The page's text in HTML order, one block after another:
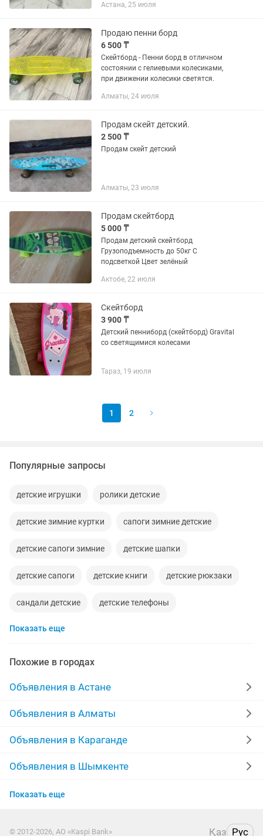
сюда будет кататься, сын в восторге
Астана, 25 июля
Продаю пенни борд
6 500 ₸
Скейтборд - Пенни борд в отличном
состоянии с гелиевыми колесиками,
при движении колесики светятся.
Алматы, 24 июля
Продам скейт детский.
2 500 ₸
Продам скейт детский
Алматы, 23 июля
Продам скейтборд
5 000 ₸
Продам детский скейтборд
Грузоподъемность до 50кг С
подсветкой Цвет зелёный
Актобе, 22 июля
Скейтборд
3 900 ₸
Детский пенниборд (скейтборд) Gravital
со светящимися колесами
Тараз, 19 июля
1 2
Популярные запросы
детские игрушки ролики детские
детские зимние куртки сапоги зимние детские
детские сапоги зимние детские шапки
детские сапоги детские книги детские рюкзаки
сандали детские детские телефоны
детские носки
детские развивающие коврики
детские вечерние платья
детские витамины детские кроватки манеже
Показать еще
Похожие в городах
Объявления в Астане
Объявления в Алматы
Объявления в Караганде
Объявления в Шымкенте
Объявления в Усть-Каменогорске
Показать еще
© 2012-2026, АО «Kaspi Bank» Қаз Рус